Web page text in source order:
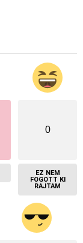
0
EZ NEM
FOGOTT KI
RAJTAM